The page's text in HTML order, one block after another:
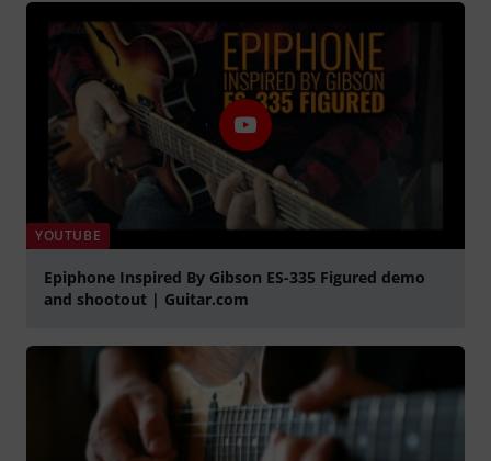
YOUTUBE
Epiphone Inspired By Gibson ES-335 Figured demo
and shootout | Guitar.com